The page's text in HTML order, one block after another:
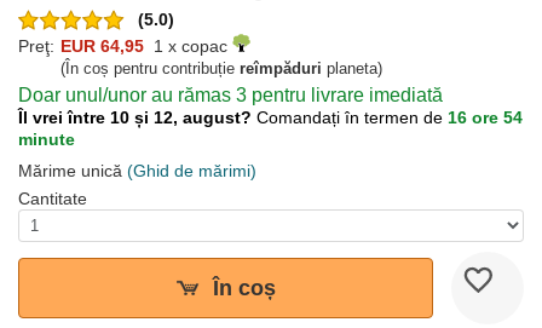
(5.0)
Preţ: EUR 64,95 1 x copac
(În coș pentru contribuție reîmpăduri planeta)
Doar unul/unor au rămas 3 pentru livrare imediată
Îl vrei între 10 și 12, august? Comandați în termen de 16 ore 54
minute
Mărime unică (Ghid de mărimi)
Cantitate
În coș